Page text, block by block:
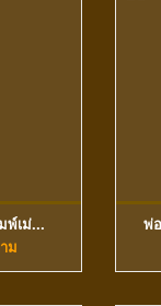
มเติม
พ์เม่...
ม
พ่